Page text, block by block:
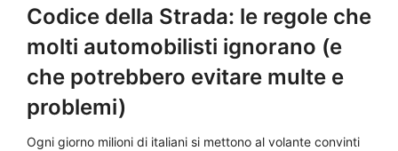
Codice della Strada: le regole che
molti automobilisti ignorano (e
che potrebbero evitare multe e
problemi)
Ogni giorno milioni di italiani si mettono al volante convinti